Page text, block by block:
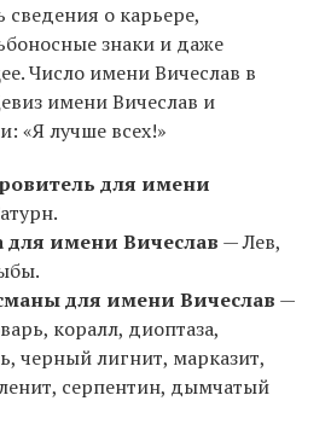
о карьере,
знаки и даже
Число имени Вичеслав в
имени Вичеслав и
«Я лучше всех!»
для имени
для имени Вичеслав — Лев,
для имени Вичеслав —
коралл, диоптаза,
черный лигнит, марказит,
серпентин, дымчатый